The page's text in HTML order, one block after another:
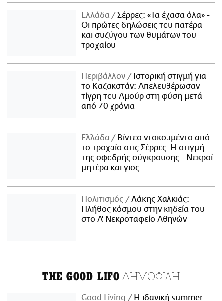
Ελλάδα
Σέρρες: «Τα έχασα όλα» -
Οι πρώτες δηλώσεις του πατέρα
και συζύγου των θυμάτων του
τροχαίου
Περιβάλλον
Ιστορική στιγμή για
το Καζακστάν: Απελευθέρωσαν
τίγρη του Αμούρ στη φύση μετά
από 70 χρόνια
Ελλάδα
Βίντεο ντοκουμέντο από
το τροχαίο στις Σέρρες: Η στιγμή
της σφοδρής σύγκρουσης - Νεκροί
μητέρα και γιος
Πολιτισμός
Λάκης Χαλκιάς:
Πλήθος κόσμου στην κηδεία του
στο Α' Νεκροταφείο Αθηνών
THE GOOD LIFO ΔΗΜΟΦΙΛΗ
Good Living
Η ιδανική summer